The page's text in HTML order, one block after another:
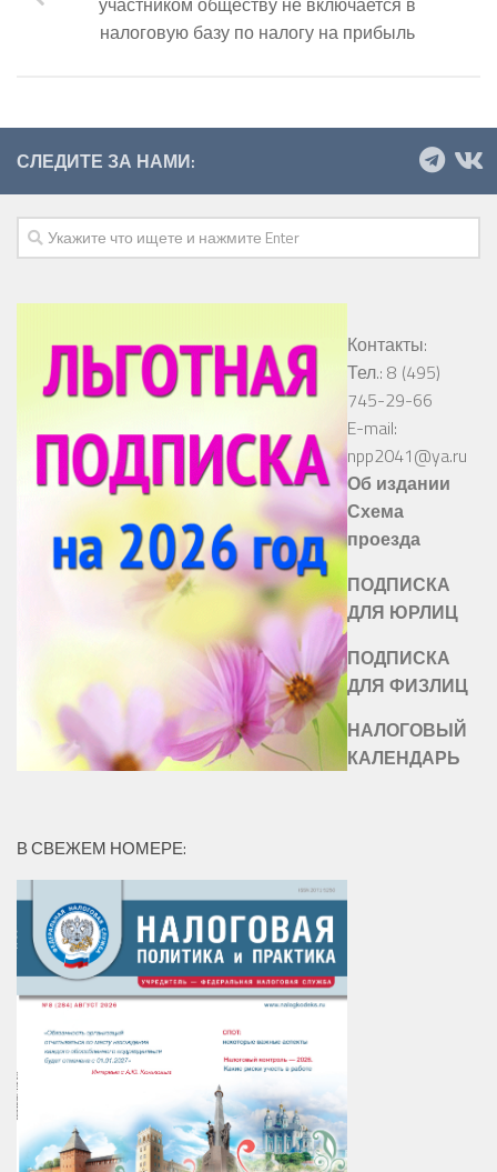
налоговую базу по налогу на прибыль
СЛЕДИТЕ ЗА НАМИ:
Контакты:
Тел.: 8 (495)
745-29-66
E-mail:
npp2041@ya.ru
Об издании
Схема
проезда
ПОДПИСКА
ДЛЯ ЮРЛИЦ
ПОДПИСКА
ДЛЯ ФИЗЛИЦ
НАЛОГОВЫЙ
КАЛЕНДАРЬ
В СВЕЖЕМ НОМЕРЕ: